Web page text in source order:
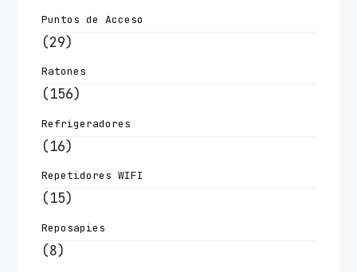
Puntos de Acceso
(29)
Ratones
(156)
Refrigeradores
(16)
Repetidores WIFI
(15)
Reposapies
(8)